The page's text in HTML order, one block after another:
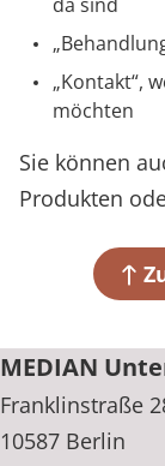
Kinder-
Geriatrie
HTS &
Long
Prävention
Nachsorge
Kosten &
Reha
Über
Presse
Blog
Karriere
Kontakt ,
möchten
Sie können
Produkten
MEDIAN
Franklinstraße
10587 Berlin